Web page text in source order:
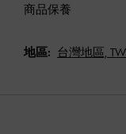
商品保養
地區: 台灣地區,